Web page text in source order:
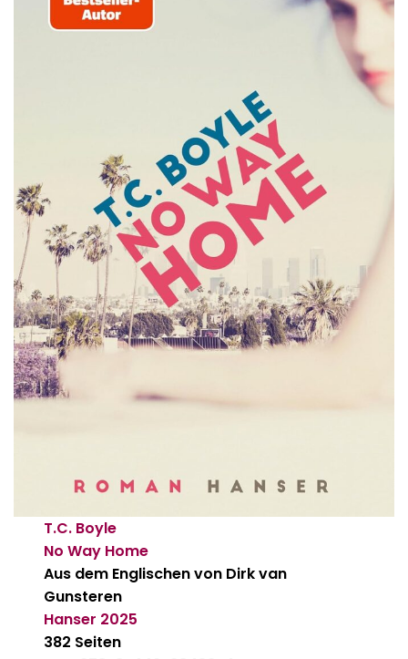
T.C. Boyle
No Way Home
Aus dem Englischen von Dirk van
Gunsteren
Hanser 2025
382 Seiten